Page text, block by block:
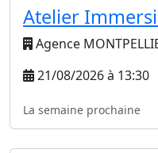
Atelier
Agence
21/08/2026 à 13:30
La semaine prochaine